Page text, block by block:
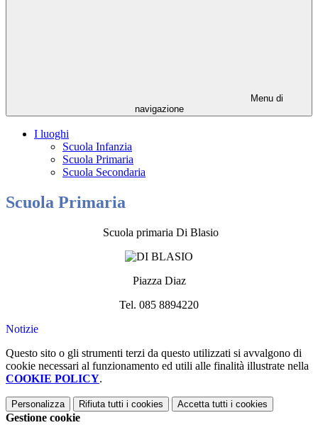
Menu di
navigazione
I luoghi
Scuola Infanzia
Scuola Primaria
Scuola Secondaria
Scuola Primaria
Scuola primaria Di Blasio
Piazza Diaz
Tel. 085 8894220
Notizie
Questo sito o gli strumenti terzi da questo utilizzati si avvalgono di
cookie necessari al funzionamento ed utili alle finalità illustrate nella
COOKIE POLICY.
Personalizza Rifiuta tutti i cookies Accetta tutti i cookies
Gestione cookie